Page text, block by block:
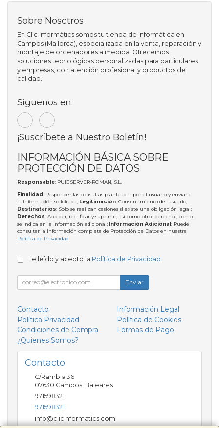
Sobre Nosotros
En Clic Informàtics somos tu tienda de informática en
Campos (Mallorca), especializada en la venta, reparación y
montaje de ordenadores a medida. Ofrecemos
soluciones tecnológicas personalizadas para particulares
y empresas, con atención profesional y productos de
calidad.
Síguenos en:
¡Suscríbete a Nuestro Boletín!
INFORMACIÓN BÁSICA SOBRE
PROTECCIÓN DE DATOS
Responsable: PUIGSERVER-ROMAN, S.L.
Finalidad: Responder las consultas planteadas por el usuario y enviarle
la información solicitada; Legitimación: Consentimiento del usuario;
Destinatarios: Solo se realizan cesiones si existe una obligación legal;
Derechos: Acceder, rectificar y suprimir, así como otros derechos, como
se indica en la información adicional; Información Adicional: Puede
consultar la información completa de Protección de Datos en nuestra
Política de Privacidad.
He leído y acepto la Política de Privacidad
Enviar
Contacto
Información Legal
Política Privacidad
Política de Cookies
Condiciones de Compra
Formas de Pago
¿Quienes Somos?
Contacto
C/Rambla 36
07630 Campos Baleares
971598321
971598321
info@clicinformatics.com